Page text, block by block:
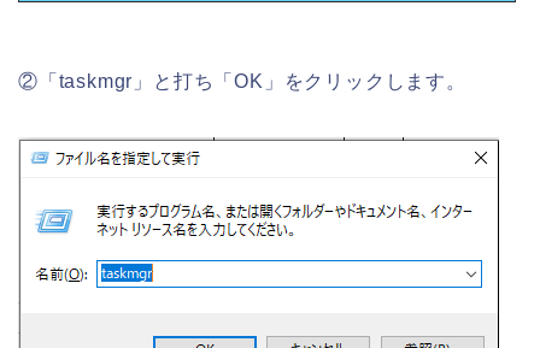
②「taskmgr」と打ち「OK」をクリックします。